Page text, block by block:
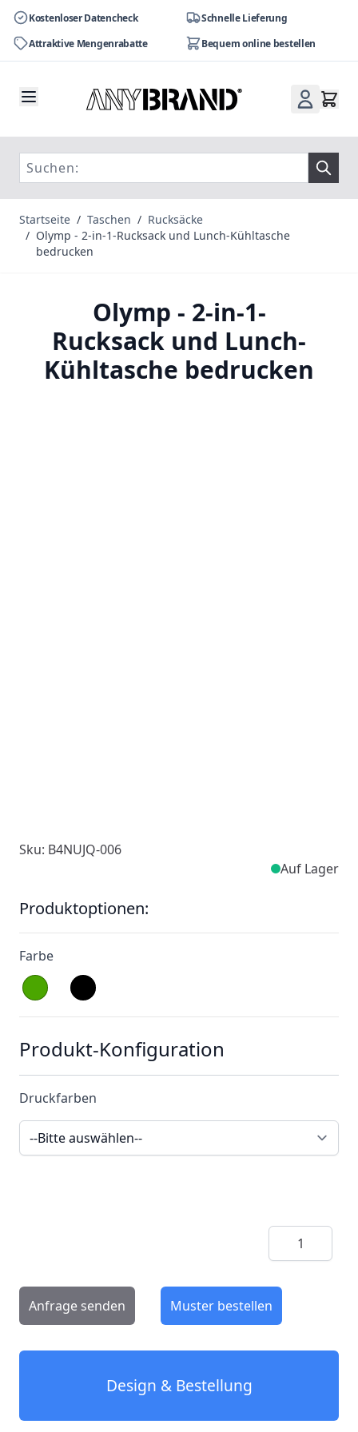
Kostenloser Datencheck
Schnelle Lieferung
Attraktive Mengenrabatte
Bequem online bestellen
Startseite / Taschen / Rucksäcke
/ Olymp - 2-in-1-Rucksack und Lunch-Kühltasche
bedrucken
Olymp - 2-in-1-
Rucksack und Lunch-
Kühltasche bedrucken
Sku: B4NUJQ-006
Auf Lager
Produktoptionen:
Farbe
Produkt-Konfiguration
Druckfarben
Menge
Anfrage senden Muster bestellen
Design & Bestellung